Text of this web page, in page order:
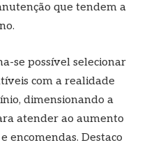
que tendem a
se possível selecionar
com a realidade
dimensionando a
atender ao aumento
encomendas. Destaco